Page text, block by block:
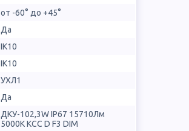
от -60° до +45°
Да
IK10
IK10
УХЛ1
Да
ДКУ-102,3W IP67 15710Лм
5000К КСС D F3 DIM